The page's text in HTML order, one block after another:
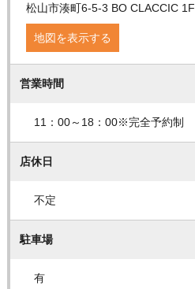
松山市湊町6-5-3 BO CLACCIC 1F
地図を表示する
営業時間
11：00～18：00※完全予約制
店休日
不定
駐車場
有